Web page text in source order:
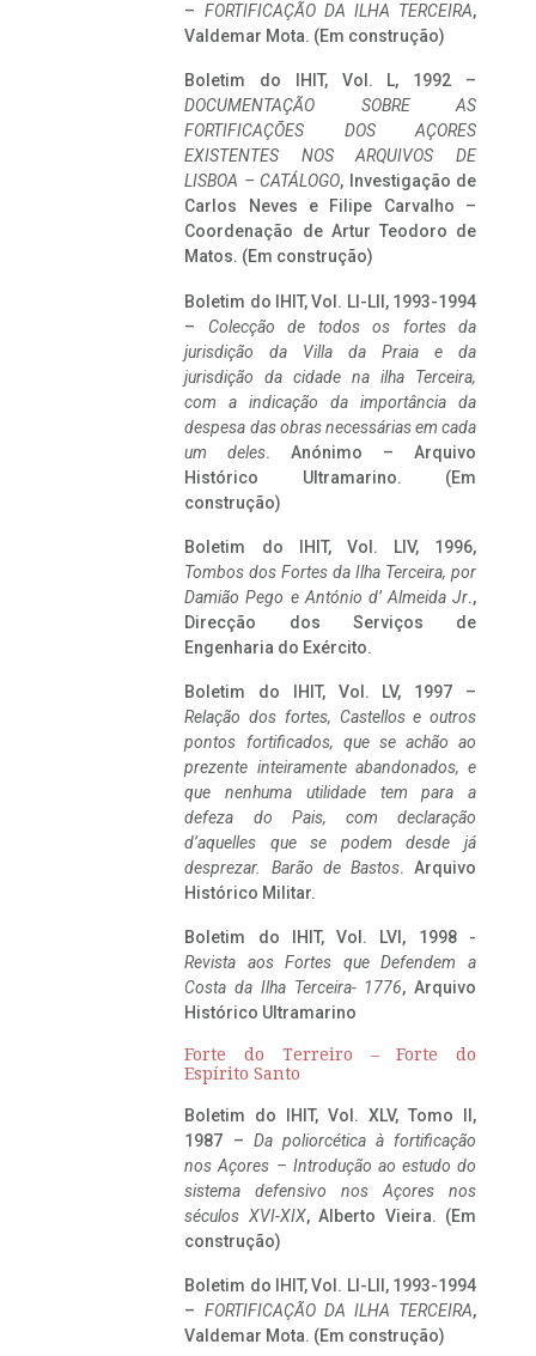
– FORTIFICAÇÃO DA ILHA TERCEIRA,
Valdemar Mota. (Em construção)
Boletim do IHIT, Vol. L, 1992 –
DOCUMENTAÇÃO SOBRE AS
FORTIFICAÇÕES DOS AÇORES
EXISTENTES NOS ARQUIVOS DE
LISBOA – CATÁLOGO, Investigação de
Carlos Neves e Filipe Carvalho –
Coordenação de Artur Teodoro de
Matos. (Em construção)
Boletim do IHIT, Vol. LI-LII, 1993-1994
– Colecção de todos os fortes da
jurisdição da Villa da Praia e da
jurisdição da cidade na ilha Terceira,
com a indicação da importância da
despesa das obras necessárias em cada
um deles. Anónimo – Arquivo
Histórico Ultramarino. (Em
construção)
Boletim do IHIT, Vol. LIV, 1996,
Tombos dos Fortes da Ilha Terceira, por
Damião Pego e António d’ Almeida Jr.,
Direcção dos Serviços de
Engenharia do Exército.
Boletim do IHIT, Vol. LV, 1997 –
Relação dos fortes, Castellos e outros
pontos fortificados, que se achão ao
prezente inteiramente abandonados, e
que nenhuma utilidade tem para a
defeza do Pais, com declaração
d’aquelles que se podem desde já
desprezar. Barão de Bastos. Arquivo
Histórico Militar.
Boletim do IHIT, Vol. LVI, 1998 -
Revista aos Fortes que Defendem a
Costa da Ilha Terceira- 1776, Arquivo
Histórico Ultramarino
Forte do Terreiro – Forte do
Espírito Santo
Boletim do IHIT, Vol. XLV, Tomo II,
1987 – Da poliorcética à fortificação
nos Açores – Introdução ao estudo do
sistema defensivo nos Açores nos
séculos XVI-XIX, Alberto Vieira. (Em
construção)
Boletim do IHIT, Vol. LI-LII, 1993-1994
– FORTIFICAÇÃO DA ILHA TERCEIRA,
Valdemar Mota. (Em construção)